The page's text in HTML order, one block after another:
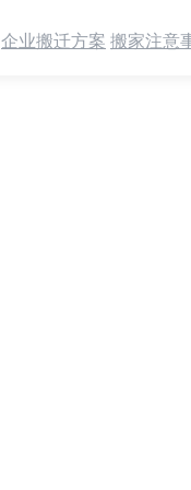
企业搬迁方案 搬家注意